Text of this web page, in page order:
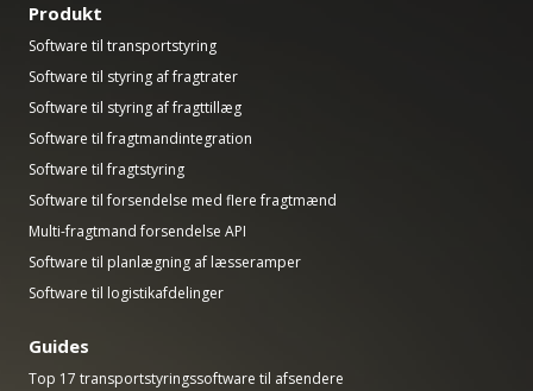
Produkt
Software til transportstyring
Software til styring af fragtrater
Software til styring af fragttillæg
Software til fragtmandintegration
Software til fragtstyring
Software til forsendelse med flere fragtmænd
Multi-fragtmand forsendelse API
Software til planlægning af læsseramper
Software til logistikafdelinger
Guides
Top 17 transportstyringssoftware til afsendere